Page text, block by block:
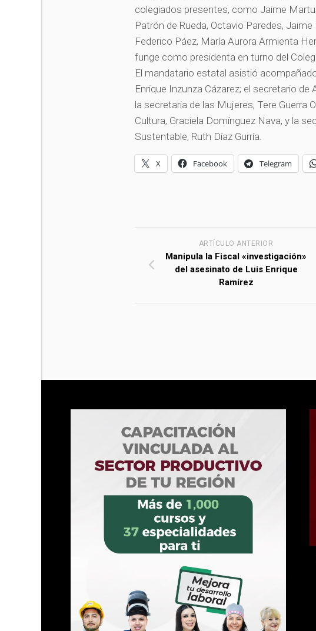
colegiados presentes, como Jaime
Patrón de Rueda, Octavio Paredes, Jaime
Federico Páez, María Aurora Armienta
funge como presidenta en turno del
El mandatario estatal asistió
Enrique Inzunza Cázarez; el secretario
la secretaria de las Mujeres, Tere Guerra
Cultura, Graciela Domínguez Nava, y la
Sustentable, Ruth Díaz Gurría.
X Facebook Telegram
ARTÍCULO ANTERIOR
Manipula la Fiscal «investigación»
del asesinato de Luis Enrique
Ramírez